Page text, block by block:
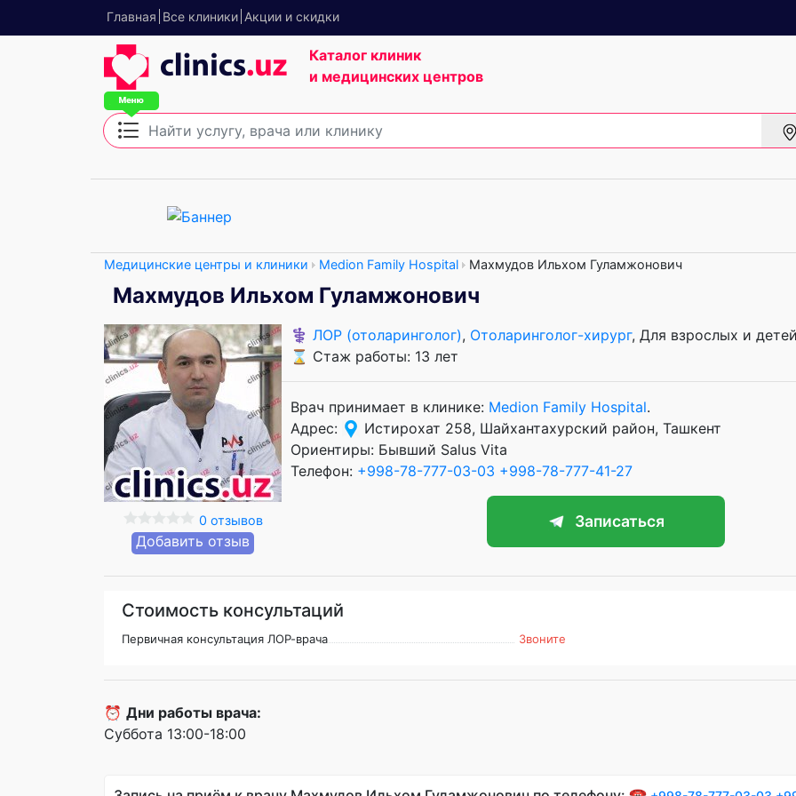
Главная Все клиники Акции и скидки
Каталог клиник
и медицинских центров
Медицинские центры и клиники Medion Family Hospital Махмудов Ильхом Гуламжонович
Махмудов Ильхом Гуламжонович
0 отзывов
Добавить отзыв
⚕️ ЛОР (отоларинголог), Отоларинголог-хирург, Для взрослых и детей
⌛ Стаж работы: 13 лет
Врач принимает в клинике: Medion Family Hospital.
Адрес:
Истирохат 258, Шайхантахурский район, Ташкент
Ориентиры: Бывший Salus Vita
Телефон: +998-78-777-03-03 +998-78-777-41-27
Записаться
Стоимость консультаций
Первичная консультация ЛОР-врача Звоните
⏰ Дни работы врача:
Суббота 13:00-18:00